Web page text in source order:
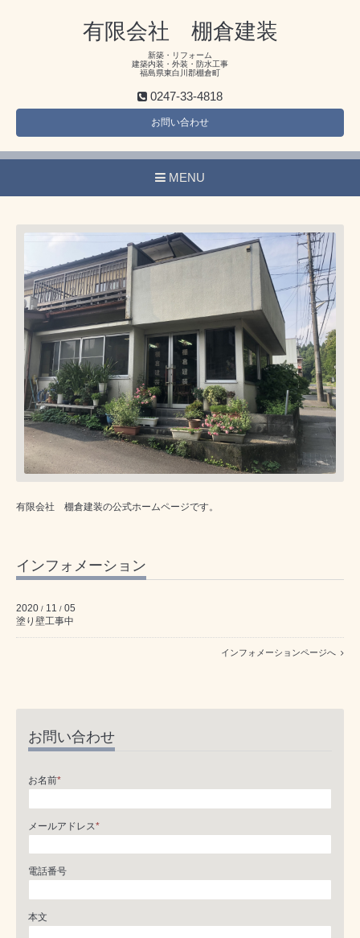
有限会社 棚倉建装
新築・リフォーム
建築内装・外装・防水工事
福島県東白川郡棚倉町
0247-33-4818
お問い合わせ
MENU
有限会社 棚倉建装の公式ホームページです。
インフォメーション
2020 / 11 / 05
塗り壁工事中
インフォメーションページへ
お問い合わせ
お名前*
メールアドレス*
電話番号
本文